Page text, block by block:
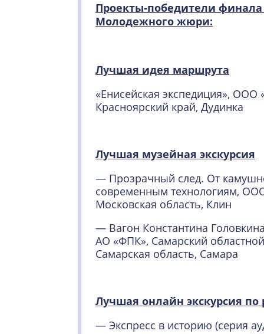
Проекты-победители
Молодежного жюри:
Лучшая идея маршрута
«Енисейская экспедиция», ООО
Красноярский край, Дудинка
Лучшая музейная экскурсия
— Прозрачный след. От
современным технологиям,
Московская область, Клин
— Вагон Константина
АО «ФПК», Самарский
Самарская область, Самара
Лучшая онлайн экскурсия по
— Экспресс в историю (серия